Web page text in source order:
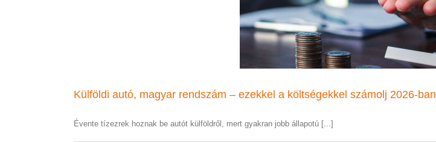
Külföldi autó, magyar rendszám – ezekkel a költségekkel számolj 2026-ban
Évente tízezrek hoznak be autót külföldről, mert gyakran jobb állapotú [...]